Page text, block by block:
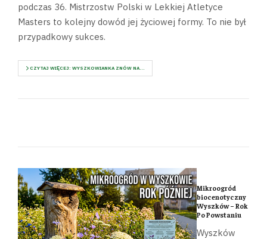
podczas 36. Mistrzostw Polski w Lekkiej Atletyce
Masters to kolejny dowód jej życiowej formy. To nie był
przypadkowy sukces.
CZYTAJ WIĘCEJ: WYSZKOWIANKA ZNÓW NA...
Mikroogród
biocenotyczny
Wyszków – Rok
Po Powstaniu
Wyszków